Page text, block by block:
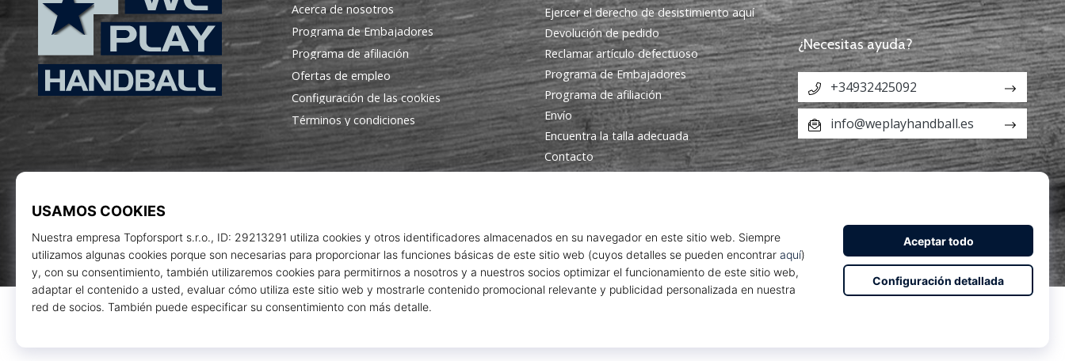
WePlayHandball.es
Acerca de nosotros
Programa de Embajadores
Programa de afiliación
Ofertas de empleo
Configuración de las cookies
Términos y condiciones
Ejercer el derecho de desistimiento aquí
Devolución de pedido
Reclamar artículo defectuoso
Programa de Embajadores
Programa de afiliación
Envío
Encuentra la talla adecuada
Contacto
¿Necesitas ayuda?
+34932425092
info@weplayhandball.es
© 2010 – 2026 WePlayHandball.es